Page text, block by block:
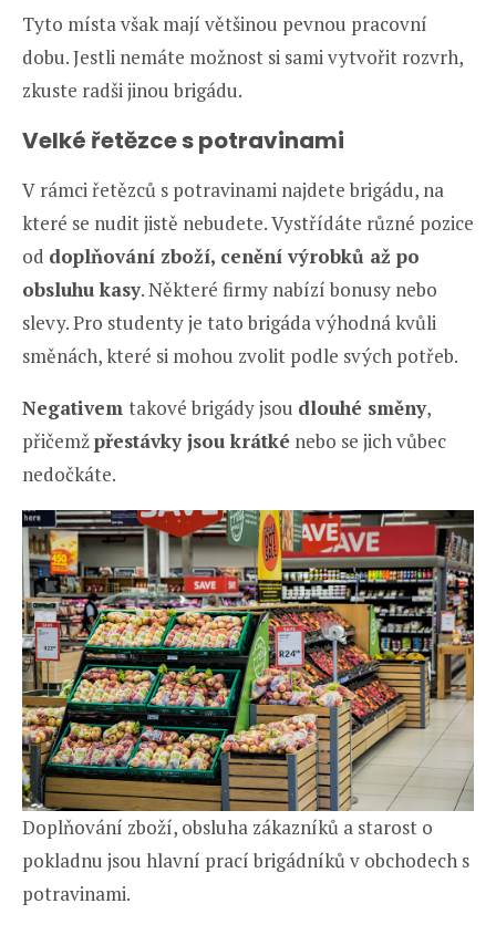
Tyto místa však mají většinou pevnou pracovní
dobu. Jestli nemáte možnost si sami vytvořit rozvrh,
zkuste radši jinou brigádu.
Velké řetězce s potravinami
V rámci řetězců s potravinami najdete brigádu, na
které se nudit jistě nebudete. Vystřídáte různé pozice
od doplňování zboží, cenění výrobků až po
obsluhu kasy. Některé firmy nabízí bonusy nebo
slevy. Pro studenty je tato brigáda výhodná kvůli
směnách, které si mohou zvolit podle svých potřeb.
Negativem takové brigády jsou dlouhé směny,
přičemžpřestávky jsou krátké nebo se jich vůbec
nedočkáte.
Doplňování zboží, obsluha zákazníků a starost o
pokladnu jsou hlavní prací brigádníků v obchodech s
potravinami.